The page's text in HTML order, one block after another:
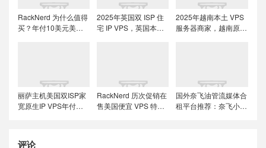
RackNerd 为什么值得
买？年付10美元美国
2025年英国双 ISP 住
宅 IP VPS，英国本土
2025年越南本土 VPS
服务器商家，越南原生
丽萨主机美国双ISP家
宽原生IP VPS年付特
RackNerd 历次促销在
售美国便宜 VPS 特价
国外奈飞油管流媒体合
租平台推荐：奈飞小
评论